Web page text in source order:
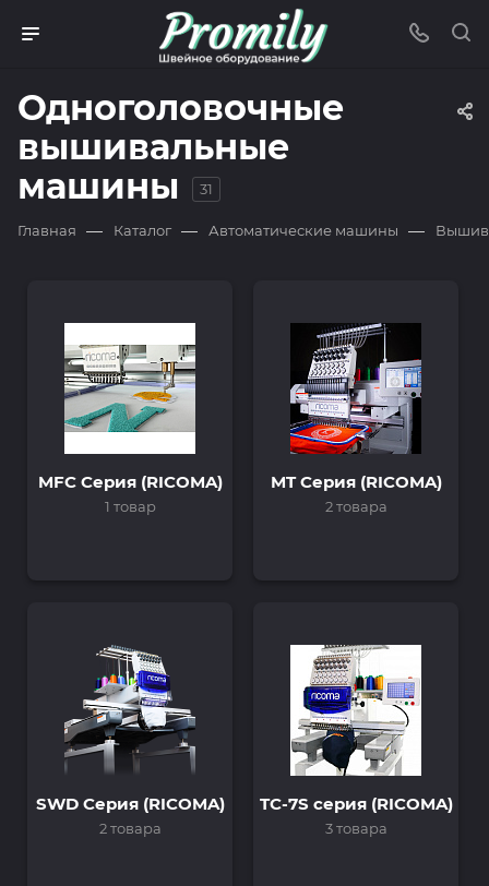
Одноголовочные
вышивальные
машины
31
Главная — Каталог — Автоматические машины —
MFC Серия (RICOMA)
1 товар
MT Серия (RICOMA)
2 товара
SWD Серия (RICOMA)
2 товара
TC-7S серия (RICOMA)
3 товара